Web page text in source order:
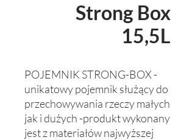
Strong Box
15,5L
POJEMNIK STRONG-BOX -
unikatowy pojemnik służący do
przechowywania rzeczy małych
jak i dużych -produkt wykonany
jest z materiałów najwyższej